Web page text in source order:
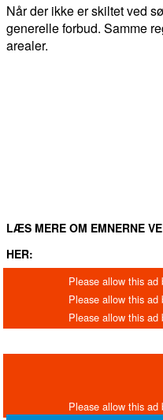
Når der ikke er skiltet ved
generelle forbud. Samme
arealer.
LÆS MERE OM EMNERNE
HER: